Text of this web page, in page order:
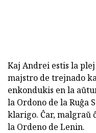
Kaj Andrei estis la
majstro de trejnado
enkondukis en la
la Ordono de la Ruĝa
klarigo. Ĉar, malgraŭ
la Ordeno de Lenin.